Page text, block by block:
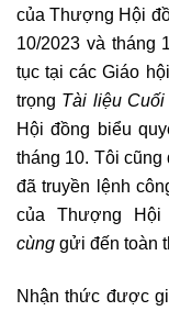
của Thượng Hội
10/2023 và tháng
tục tại các Giáo
trọng Tài liệu Cuối
Hội đồng biểu
tháng 10. Tôi cũng
đã truyền lệnh
của Thượng
cùng gửi đến toàn
Nhận thức được